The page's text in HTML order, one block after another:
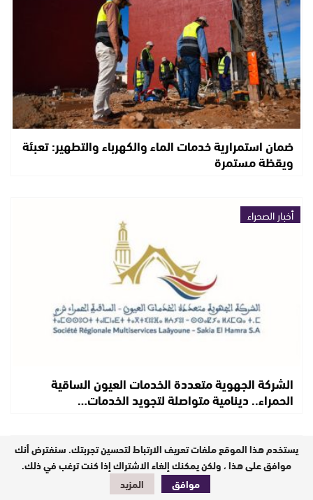
ضمان استمرارية خدمات الماء والكهرباء والتطهير: تعبئة
ويقظة مستمرة
أخبار الصحراء
الشركة الجهوية متعددة الخدمات العيون الساقية
الحمراء.. دينامية متواصلة لتجويد الخدمات…
أخبار الصحراء
يستخدم هذا الموقع ملفات تعريف الارتباط لتحسين تجربتك. سنفترض أنك
موافق على هذا ، ولكن يمكنك إلغاء الاشتراك إذا كنت ترغب في ذلك.
موافق
المزيد